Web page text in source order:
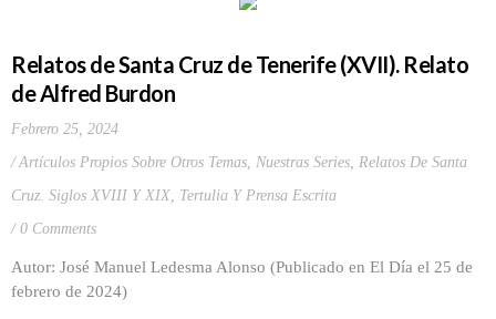
Relatos de Santa Cruz de Tenerife (XVII). Relato
de Alfred Burdon
Febrero 25, 2024
Artículos Propios Sobre Otros Temas, Nuestras Series, Relatos De Santa
Cruz. Siglos XVIII Y XIX, Tertulia Y Prensa Escrita
0 Comments
Autor: José Manuel Ledesma Alonso (Publicado en El Día el 25 de
febrero de 2024)